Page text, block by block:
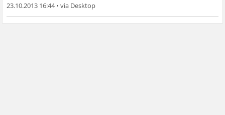
23.10.2013 16:44•